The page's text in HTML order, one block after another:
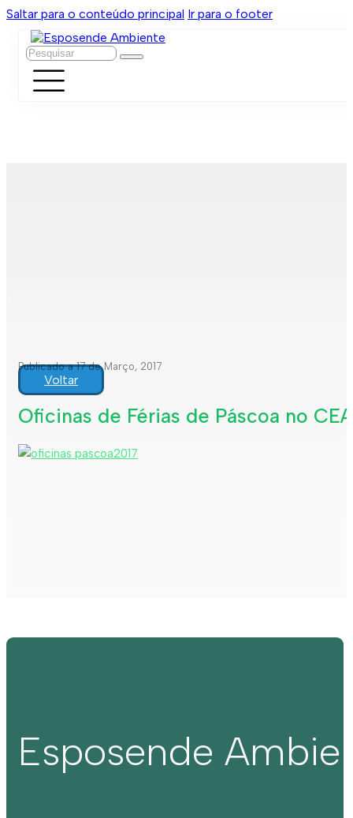
Saltar para o conteúdo principal Ir para o footer
Pesquisar
Publicado a 17 de Março, 2017
Voltar
Oficinas de Férias de Páscoa no
Esposende